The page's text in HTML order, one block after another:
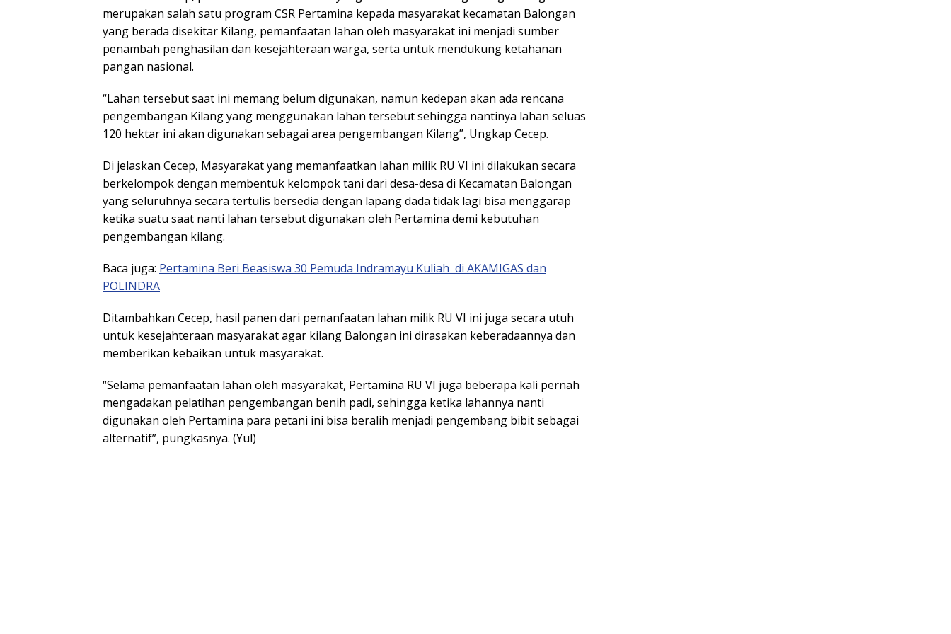
merupakan salah satu program CSR Pertamina kepada masyarakat kecamatan Balongan
yang berada disekitar Kilang, pemanfaatan lahan oleh masyarakat ini menjadi sumber
penambah penghasilan dan kesejahteraan warga, serta untuk mendukung ketahanan
pangan nasional.
“Lahan tersebut saat ini memang belum digunakan, namun kedepan akan ada rencana
pengembangan Kilang yang menggunakan lahan tersebut sehingga nantinya lahan seluas
120 hektar ini akan digunakan sebagai area pengembangan Kilang”, Ungkap Cecep.
Di jelaskan Cecep, Masyarakat yang memanfaatkan lahan milik RU VI ini dilakukan secara
berkelompok dengan membentuk kelompok tani dari desa-desa di Kecamatan Balongan
yang seluruhnya secara tertulis bersedia dengan lapang dada tidak lagi bisa menggarap
ketika suatu saat nanti lahan tersebut digunakan oleh Pertamina demi kebutuhan
pengembangan kilang.
Baca juga: Pertamina Beri Beasiswa 30 Pemuda Indramayu Kuliah di AKAMIGAS dan
POLINDRA
Ditambahkan Cecep, hasil panen dari pemanfaatan lahan milik RU VI ini juga secara utuh
untuk kesejahteraan masyarakat agar kilang Balongan ini dirasakan keberadaannya dan
memberikan kebaikan untuk masyarakat.
“Selama pemanfaatan lahan oleh masyarakat, Pertamina RU VI juga beberapa kali pernah
mengadakan pelatihan pengembangan benih padi, sehingga ketika lahannya nanti
digunakan oleh Pertamina para petani ini bisa beralih menjadi pengembang bibit sebagai
alternatif”, pungkasnya. (Yul)